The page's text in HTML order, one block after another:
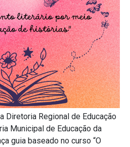
Diretoria Regional de Educação
Municipal de Educação da
guia baseado no curso “O